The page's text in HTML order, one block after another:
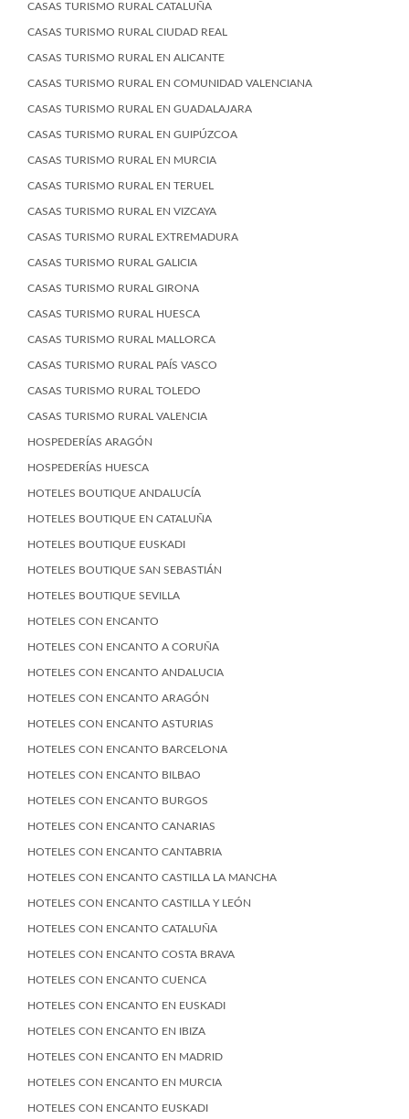
CASAS TURISMO RURAL CATALUÑA
CASAS TURISMO RURAL CIUDAD REAL
CASAS TURISMO RURAL EN ALICANTE
CASAS TURISMO RURAL EN COMUNIDAD VALENCIANA
CASAS TURISMO RURAL EN GUADALAJARA
CASAS TURISMO RURAL EN GUIPÚZCOA
CASAS TURISMO RURAL EN MURCIA
CASAS TURISMO RURAL EN TERUEL
CASAS TURISMO RURAL EN VIZCAYA
CASAS TURISMO RURAL EXTREMADURA
CASAS TURISMO RURAL GALICIA
CASAS TURISMO RURAL GIRONA
CASAS TURISMO RURAL HUESCA
CASAS TURISMO RURAL MALLORCA
CASAS TURISMO RURAL PAÍS VASCO
CASAS TURISMO RURAL TOLEDO
CASAS TURISMO RURAL VALENCIA
HOSPEDERÍAS ARAGÓN
HOSPEDERÍAS HUESCA
HOTELES BOUTIQUE ANDALUCÍA
HOTELES BOUTIQUE EN CATALUÑA
HOTELES BOUTIQUE EUSKADI
HOTELES BOUTIQUE SAN SEBASTIÁN
HOTELES BOUTIQUE SEVILLA
HOTELES CON ENCANTO
HOTELES CON ENCANTO A CORUÑA
HOTELES CON ENCANTO ANDALUCIA
HOTELES CON ENCANTO ARAGÓN
HOTELES CON ENCANTO ASTURIAS
HOTELES CON ENCANTO BARCELONA
HOTELES CON ENCANTO BILBAO
HOTELES CON ENCANTO BURGOS
HOTELES CON ENCANTO CANARIAS
HOTELES CON ENCANTO CANTABRIA
HOTELES CON ENCANTO CASTILLA LA MANCHA
HOTELES CON ENCANTO CASTILLA Y LEÓN
HOTELES CON ENCANTO CATALUÑA
HOTELES CON ENCANTO COSTA BRAVA
HOTELES CON ENCANTO CUENCA
HOTELES CON ENCANTO EN EUSKADI
HOTELES CON ENCANTO EN IBIZA
HOTELES CON ENCANTO EN MADRID
HOTELES CON ENCANTO EN MURCIA
HOTELES CON ENCANTO EUSKADI